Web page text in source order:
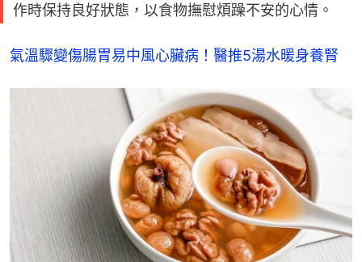
作時保持良好狀態，以食物撫慰煩躁不安的心情。
氣溫驟變傷腸胃易中風心臟病！醫推5湯水暖身養腎